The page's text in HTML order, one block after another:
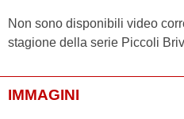
Non sono disponibili video
stagione della serie Piccoli
IMMAGINI